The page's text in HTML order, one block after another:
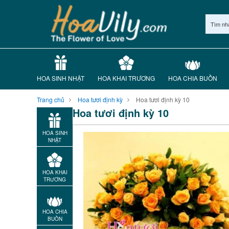
Tìm
HOA SINH NHẬT HOA KHAI TRƯƠNG HOA CHIA BUỒN
Trang chủ Hoa tươi định kỳ Hoa tươi định kỳ 10
HOA SINH
NHẬT
HOA KHAI
TRƯƠNG
HOA CHIA
BUỒN
Hoa tươi định kỳ 10